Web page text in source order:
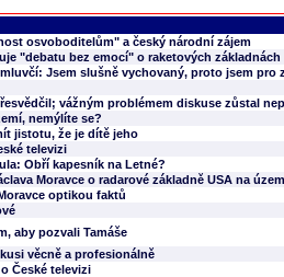
osvoboditelům" a český národní zájem
"debatu bez emocí" o raketových základnách
Jsem slušně vychovaný, proto jsem pro
vážným problémem diskuse zůstal
nemýlíte se?
jistotu, že je dítě jeho
televizi
Obří kapesník na Letné?
Moravce o radarové základně USA na
optikou faktů
aby pozvali Tamáše
věcně a profesionálně
České televizi